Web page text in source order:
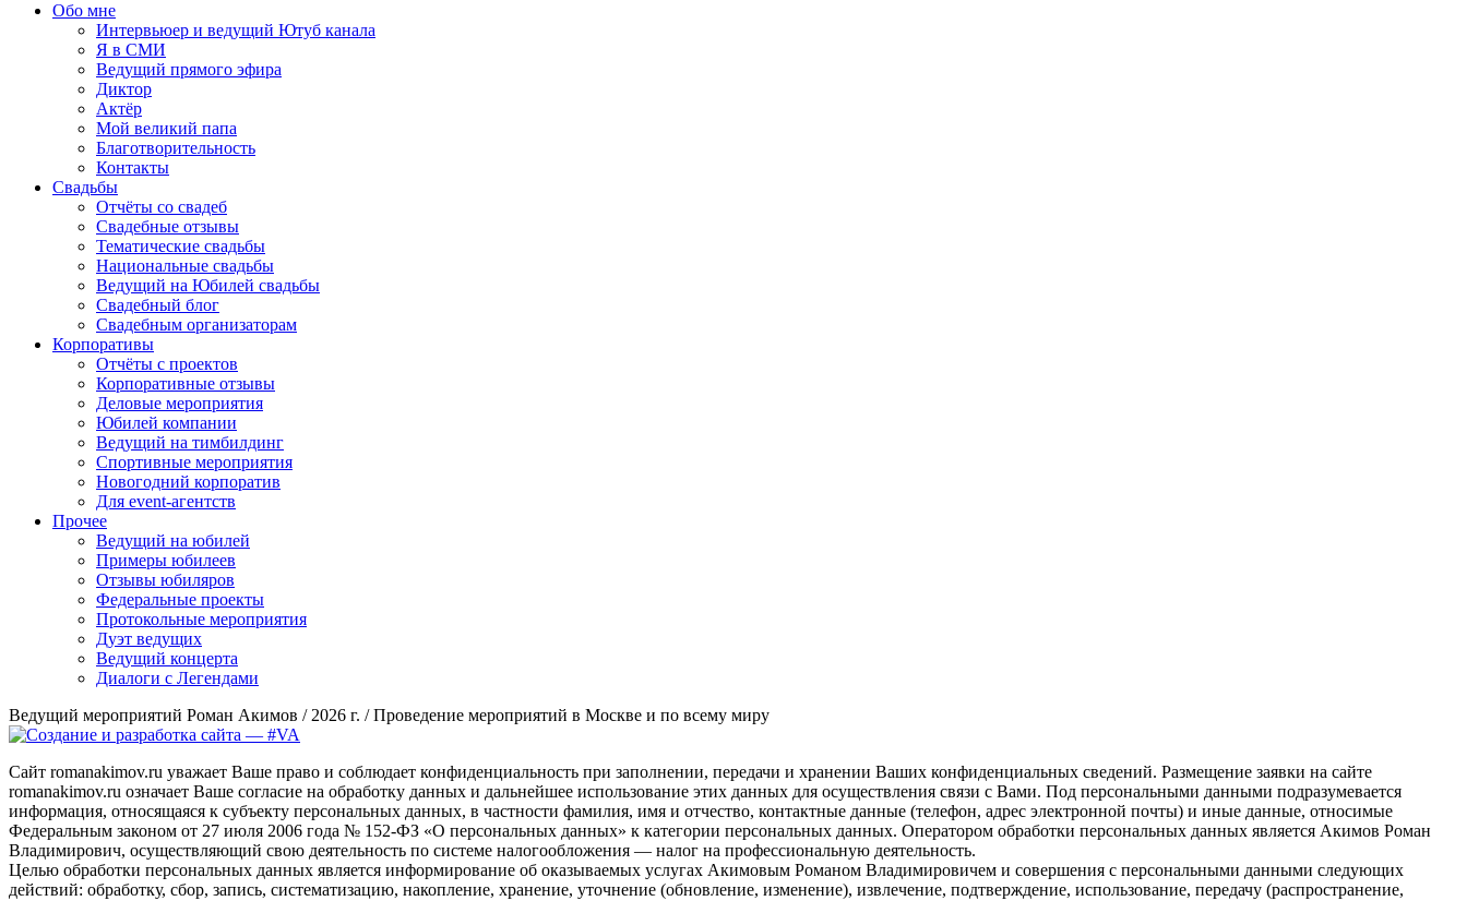
Обо мне
Интервьюер и ведущий Ютуб канала
Я в СМИ
Ведущий прямого эфира
Диктор
Актёр
Мой великий папа
Благотворительность
Контакты
Свадьбы
Отчёты со свадеб
Свадебные отзывы
Тематические свадьбы
Национальные свадьбы
Ведущий на Юбилей свадьбы
Свадебный блог
Свадебным организаторам
Корпоративы
Отчёты с проектов
Корпоративные отзывы
Деловые мероприятия
Юбилей компании
Ведущий на тимбилдинг
Спортивные мероприятия
Новогодний корпоратив
Для event-агентств
Прочее
Ведущий на юбилей
Примеры юбилеев
Отзывы юбиляров
Федеральные проекты
Протокольные мероприятия
Дуэт ведущих
Ведущий концерта
Диалоги с Легендами
Ведущий мероприятий Роман Акимов / 2026 г. / Проведение мероприятий в Москве и по всему миру
Сайт romanakimov.ru уважает Ваше право и соблюдает конфиденциальность при заполнении, передачи и хранении Ваших конфиденциальных сведений. Размещение заявки на сайте
romanakimov.ru означает Ваше согласие на обработку данных и дальнейшее использование этих данных для осуществления связи с Вами. Под персональными данными подразумевается
информация, относящаяся к субъекту персональных данных, в частности фамилия, имя и отчество, контактные данные (телефон, адрес электронной почты) и иные данные, относимые
Федеральным законом от 27 июля 2006 года № 152-ФЗ «О персональных данных» к категории персональных данных. Оператором обработки персональных данных является Акимов Роман
Владимирович, осуществляющий свою деятельность по системе налогообложения — налог на профессиональную деятельность.
Целью обработки персональных данных является информирование об оказываемых услугах Акимовым Романом Владимировичем и совершения с персональными данными следующих
действий: обработку, сбор, запись, систематизацию, накопление, хранение, уточнение (обновление, изменение), извлечение, подтверждение, использование, передачу (распространение,